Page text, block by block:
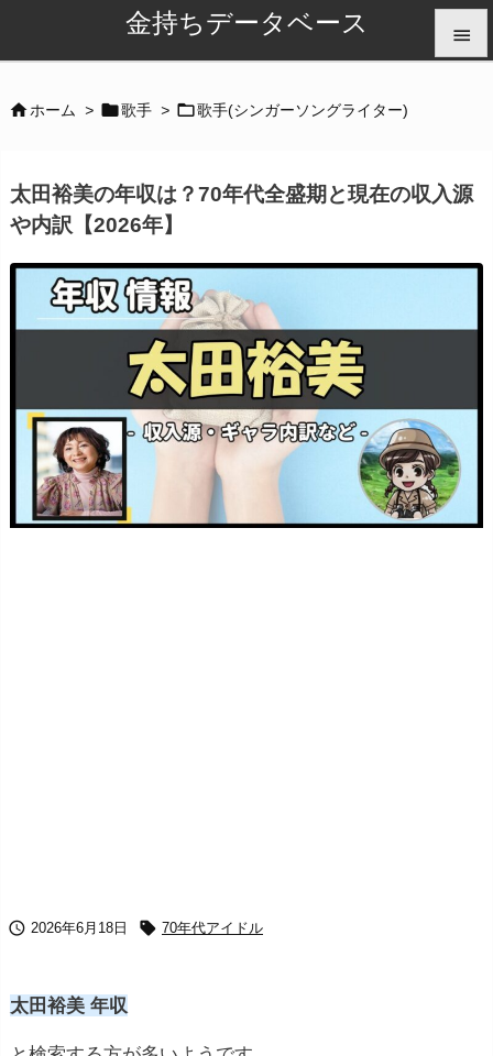
金持ちデータベース 


ホーム > 歌手 > 歌手(シンガーソングライター)
太田裕美の年収は？70年代全盛期と現在の収入源
や内訳【2026年】
 2026年6月18日  70年代アイドル
太田裕美 年収